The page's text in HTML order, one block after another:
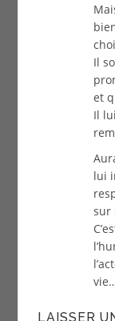
Il
et
Il
lui
sur
LAISSER